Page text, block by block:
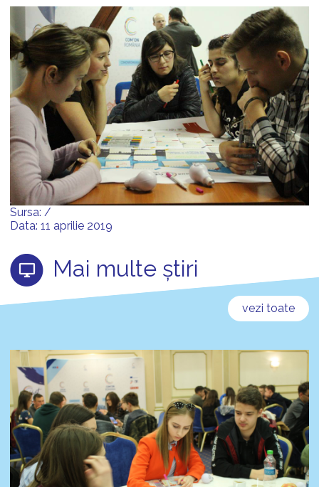
Sursa: /
Data: 11 aprilie 2019
Mai multe știri
vezi toate